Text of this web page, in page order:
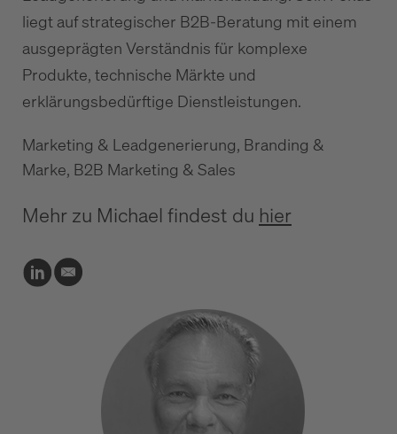
liegt auf strategischer B2B-Beratung mit einem
ausgeprägten Verständnis für komplexe
Produkte, technische Märkte und
erklärungsbedürftige Dienstleistungen.
Marketing & Leadgenerierung, Branding &
Marke, B2B Marketing & Sales
Mehr zu Michael findest du hier